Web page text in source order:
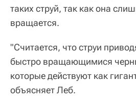
таких струй, так как она
вращается.
"Считается, что струи
быстро вращающимися
которые действуют как
объясняет Леб.